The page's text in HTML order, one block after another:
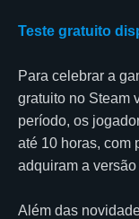
Teste gratuito
Para celebrar a
gratuito no Steam
período, os
até 10 horas, com
adquiram a
Além das